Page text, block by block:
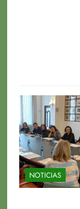
NOTICIAS